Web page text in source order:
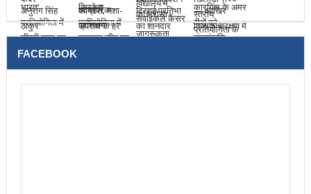
FACEBOOK